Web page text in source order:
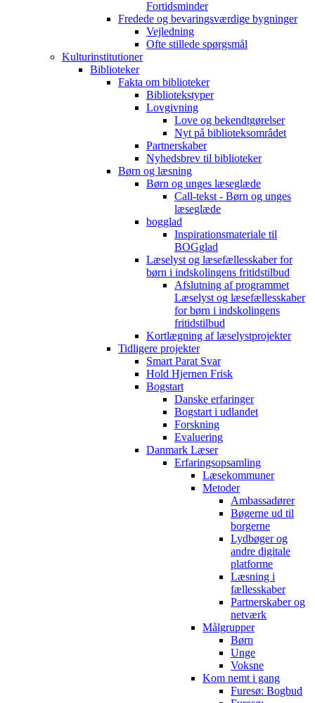
Fortidsminder
Fredede og bevaringsværdige bygninger
Vejledning
Ofte stillede spørgsmål
Kulturinstitutioner
Biblioteker
Fakta om biblioteker
Bibliotekstyper
Lovgivning
Love og bekendtgørelser
Nyt på biblioteksområdet
Partnerskaber
Nyhedsbrev til biblioteker
Børn og læsning
Børn og unges læseglæde
Call-tekst - Børn og unges
læseglæde
bogglad
Inspirationsmateriale til
BOGglad
Læselyst og læsefællesskaber for
børn i indskolingens fritidstilbud
Afslutning af programmet
Læselyst og læsefællesskaber
for børn i indskolingens
fritidstilbud
Kortlægning af læselystprojekter
Tidligere projekter
Smart Parat Svar
Hold Hjernen Frisk
Bogstart
Danske erfaringer
Bogstart i udlandet
Forskning
Evaluering
Danmark Læser
Erfaringsopsamling
Læsekommuner
Metoder
Ambassadører
Bøgerne ud til
borgerne
Lydbøger og
andre digitale
platforme
Læsning i
fællesskaber
Partnerskaber og
netværk
Målgrupper
Børn
Unge
Voksne
Kom nemt i gang
Furesø: Bogbud